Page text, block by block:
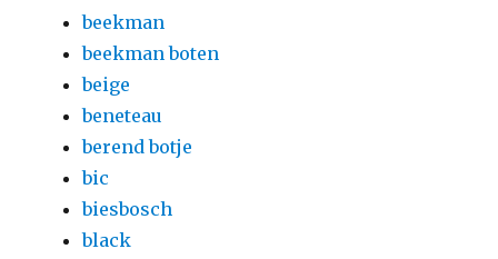
beekman
beekman boten
beige
beneteau
berend botje
bic
biesbosch
black